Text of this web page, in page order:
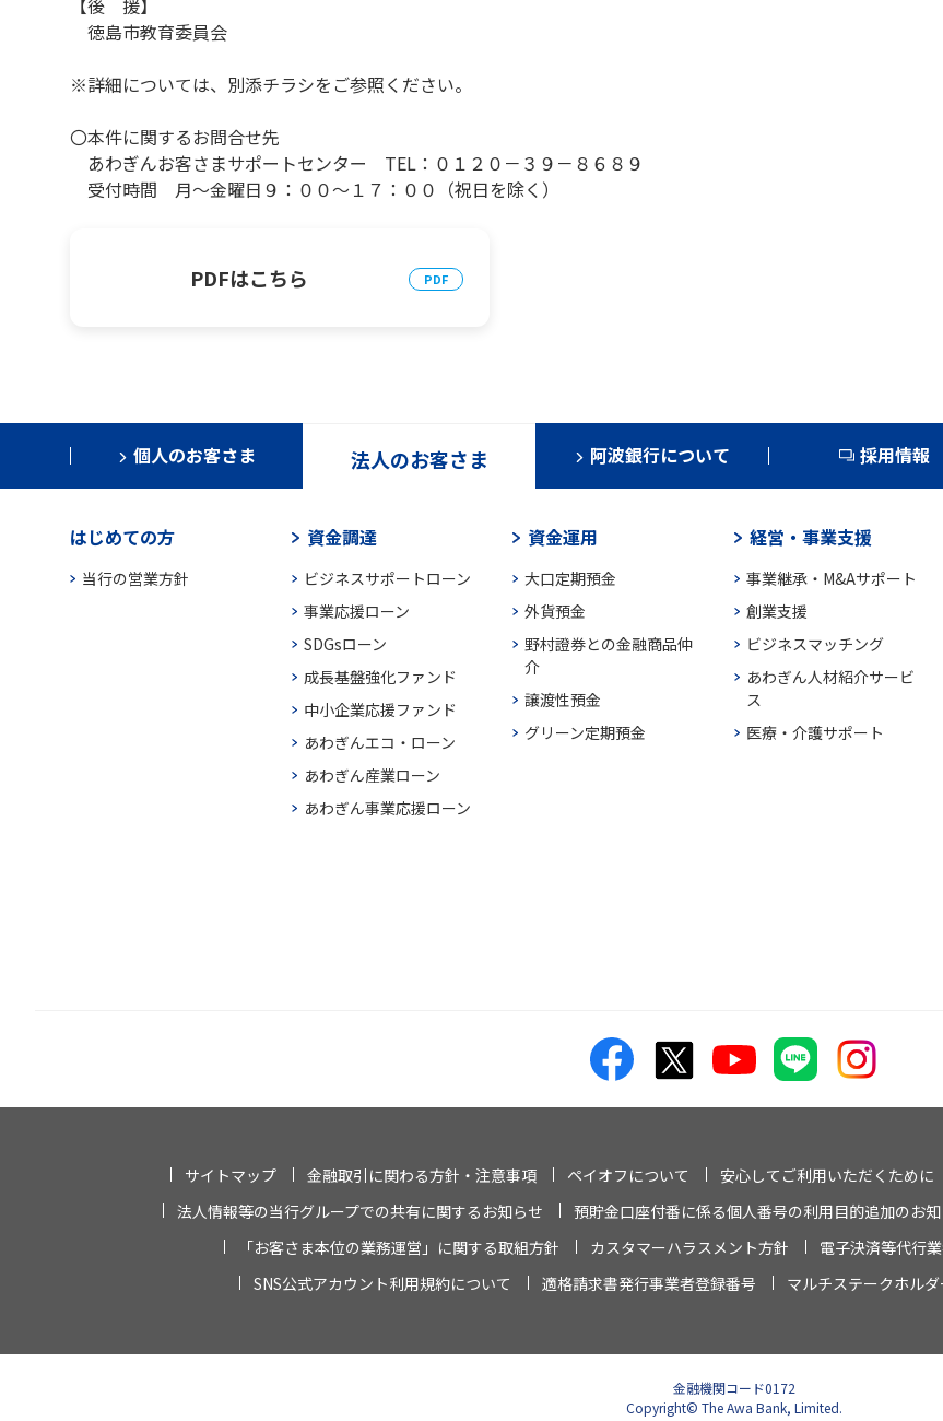
【後 援】
徳島市教育委員会
※詳細については、別添チラシをご参照ください。
〇本件に関するお問合せ先
あわぎんお客さまサポートセンター TEL：０１２０－３９－８６８９
受付時間 月～金曜日９：００～１７：００（祝日を除く）
PDFはこちら
個人のお客さま 法人のお客さま 阿波銀行について 採用情報
はじめての方
当行の営業方針
資金調達
ビジネスサポートローン
事業応援ローン
SDGsローン
成長基盤強化ファンド
中小企業応援ファンド
あわぎんエコ・ローン
あわぎん産業ローン
あわぎん事業応援ローン
資金運用
大口定期預金
外貨預金
野村證券との金融商品仲
介
譲渡性預金
グリーン定期預金
経営・事業支援
事業継承・M&Aサポート
創業支援
ビジネスマッチング
あわぎん人材紹介サービ
ス
医療・介護サポート
サイトマップ 金融取引に関わる方針・注意事項 ペイオフについて 安心してご利用いただくために
法人情報等の当行グループでの共有に関するお知らせ
預貯金口座付番に係る個人番号の利用目的追加のお
「お客さま本位の業務運営」に関する取組方針
カスタマーハラスメント方針
電子決済等代行
SNS公式アカウント利用規約について
適格請求書発行事業者登録番号 マルチステークホル
金融機関コード0172
Copyright© The Awa Bank, Limited.